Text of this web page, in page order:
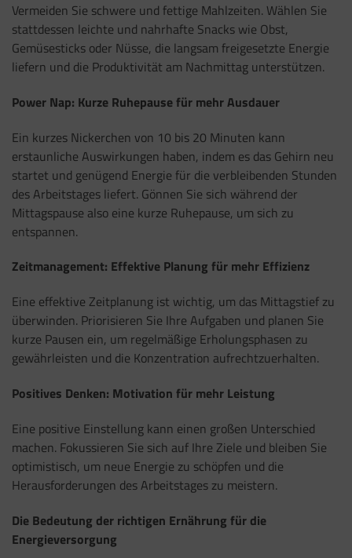
Vermeiden Sie schwere und fettige Mahlzeiten. Wählen Sie
stattdessen leichte und nahrhafte Snacks wie Obst,
Gemüsesticks oder Nüsse, die langsam freigesetzte Energie
liefern und die Produktivität am Nachmittag unterstützen.
Power Nap: Kurze Ruhepause für mehr Ausdauer
Ein kurzes Nickerchen von 10 bis 20 Minuten kann
erstaunliche Auswirkungen haben, indem es das Gehirn neu
startet und genügend Energie für die verbleibenden Stunden
des Arbeitstages liefert. Gönnen Sie sich während der
Mittagspause also eine kurze Ruhepause, um sich zu
entspannen.
Zeitmanagement: Effektive Planung für mehr Effizienz
Eine effektive Zeitplanung ist wichtig, um das Mittagstief zu
überwinden. Priorisieren Sie Ihre Aufgaben und planen Sie
kurze Pausen ein, um regelmäßige Erholungsphasen zu
gewährleisten und die Konzentration aufrechtzuerhalten.
Positives Denken: Motivation für mehr Leistung
Eine positive Einstellung kann einen großen Unterschied
machen. Fokussieren Sie sich auf Ihre Ziele und bleiben Sie
optimistisch, um neue Energie zu schöpfen und die
Herausforderungen des Arbeitstages zu meistern.
Die Bedeutung der richtigen Ernährung für die
Energieversorgung